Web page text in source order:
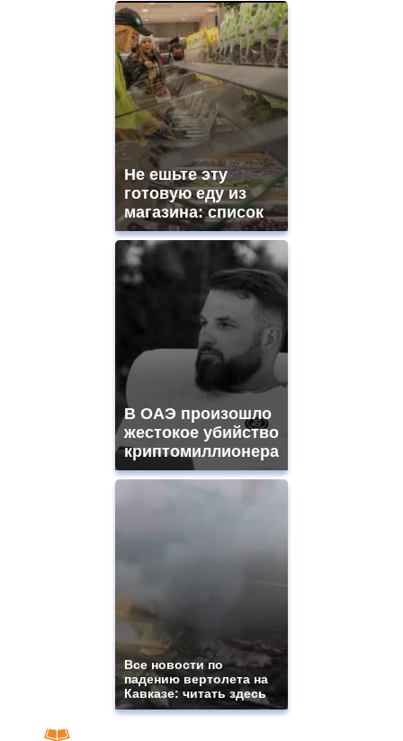
Не ешьте эту
готовую еду из
магазина: список
В ОАЭ произошло
жестокое убийство
криптомиллионера
Все новости по
падению вертолета на
Кавказе: читать здесь